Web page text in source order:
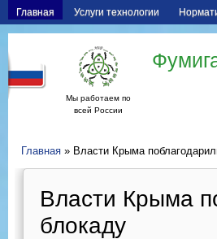
Главная Услуги технологии
Мы работаем по
всей России
Главная » Власти Крыма
Власти Крыма
блокаду